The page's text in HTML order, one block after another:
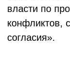
власти по
конфликтов,
согласия».